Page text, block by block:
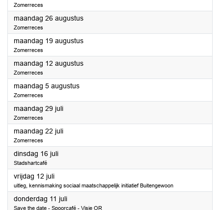
Zomerreces
maandag 26 augustus2024
Zomerreces
maandag 19 augustus2024
Zomerreces
maandag 12 augustus2024
Zomerreces
maandag 5 augustus2024
Zomerreces
maandag 29 juli2024
Zomerreces
maandag 22 juli2024
Zomerreces
dinsdag 16 juli2024
Stadshartcafé
vrijdag 12 juli2024
uitleg, kennismaking sociaal maatschappelijk initiatief Buitengewoon
donderdag 11 juli2024
Save the date - Spoorcafé - Visie OR